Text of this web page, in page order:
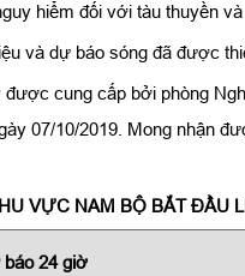
hiểm đối với tàu thuyền
và dự báo sóng đã được
cung cấp bởi phòng
07/10/2019. Mong nhận
VỰC NAM BỘ BẮT ĐẦU
báo 24 giờ